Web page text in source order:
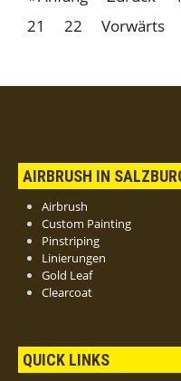
21
22 Vorwärts
AIRBRUSH IN
Airbrush
Custom Painting
Pinstriping
Linierungen
Gold Leaf
Clearcoat
QUICK LINKS